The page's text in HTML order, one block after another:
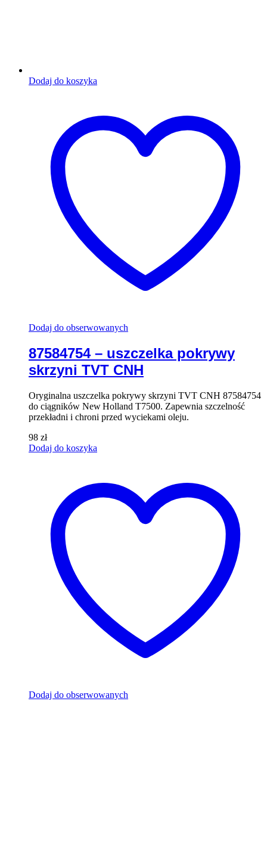
Dodaj do koszyka
Dodaj do obserwowanych
87584754 – uszczelka pokrywy
skrzyni TVT CNH
Oryginalna uszczelka pokrywy skrzyni TVT CNH 87584754
do ciągników New Holland T7500. Zapewnia szczelność
przekładni i chroni przed wyciekami oleju.
98 zł
Dodaj do koszyka
Dodaj do obserwowanych